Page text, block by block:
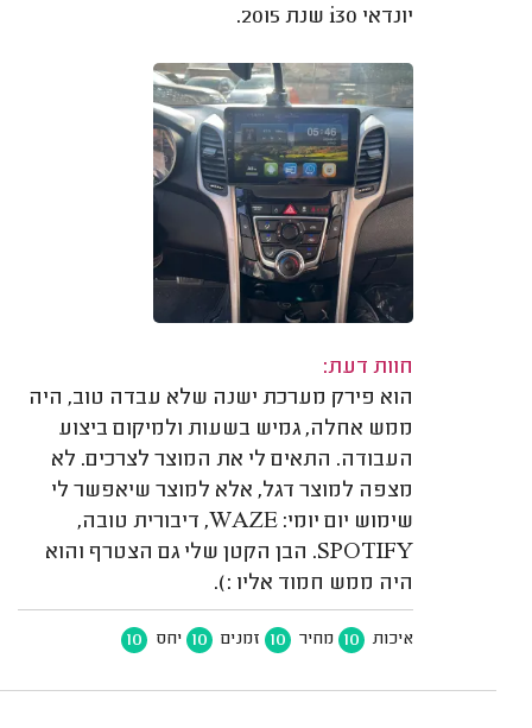
יונדאי i30 שנת 2015.
חוות דעת:
הוא פירק מערכת ישנה שלא עבדה טוב, היה
ממש אחלה, גמיש בשעות ולמיקום ביצוע
העבודה. התאים לי את המוצר לצרכים. לא
מצפה למוצר דגל, אלא למוצר שיאפשר לי
שימוש יום יומי: WAZE, דיבורית טובה,
SPOTIFY. הבן הקטן שלי גם הצטרף והוא
היה ממש חמוד אליו :).
איכות 10 מחיר 10 זמנים 10 יחס 10